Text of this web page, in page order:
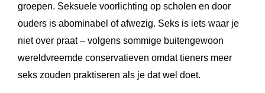
groepen. Seksuele voorlichting op scholen en door
ouders is abominabel of afwezig. Seks is iets waar je
niet over praat – volgens sommige buitengewoon
wereldvreemde conservatieven omdat tieners meer
seks zouden praktiseren als je dat wel doet.